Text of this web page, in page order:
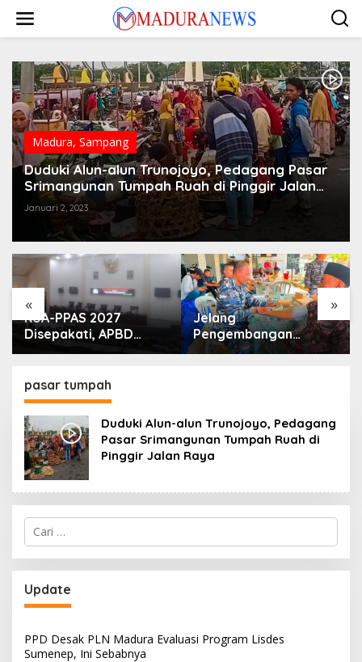
konten
Madura, Sampang
Duduki Alun-alun Trunojoyo, Pedagang Pasar
Srimangunan Tumpah Ruah di Pinggir Jalan
Raya
Januari 2, 2023
« »
KUA-PPAS 2027
Disepakati, APBD
Sampang Defisit Rp
Jelang
Pengembangan
Lapangan Hidayah,
pasar tumpah
Duduki Alun-alun Trunojoyo, Pedagang
Pasar Srimangunan Tumpah Ruah di
Pinggir Jalan Raya
Cari
untuk:
Update
PPD Desak PLN Madura Evaluasi Program Lisdes
Sumenep, Ini Sebabnya